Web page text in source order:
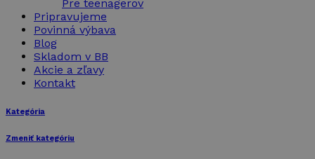
Pre teenagerov
Pripravujeme
Povinná výbava
Blog
Skladom v BB
Akcie a zľavy
Kontakt
Kategória
Zmeniť kategóriu